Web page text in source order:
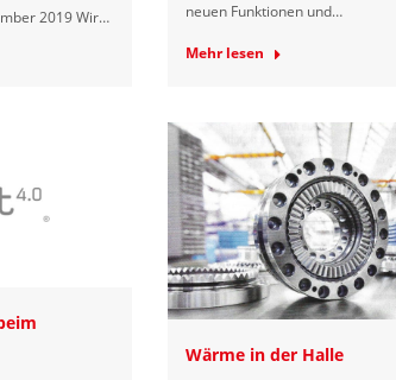
2019 Wir…
neuen Funktionen und…
Mehr lesen
Wärme in der Halle